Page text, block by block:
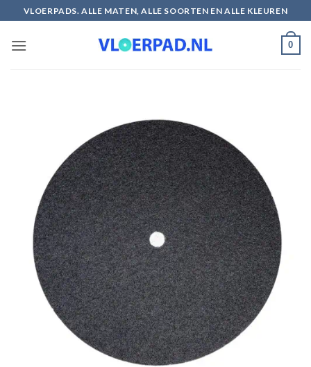
naar
inhoud
VLOERPADS. ALLE MATEN, ALLE SOORTEN EN ALLE KLEUREN
0